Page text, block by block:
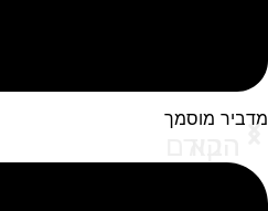
מדביר מוסמך